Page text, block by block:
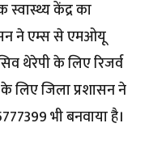
केंद्र का
ने एम्स से एमओयू
थेरेपी के लिए रिजर्व
जिला प्रशासन ने
भी बनवाया है।